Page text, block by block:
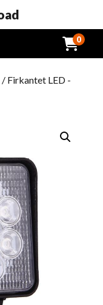
0
/ Firkantet LED -